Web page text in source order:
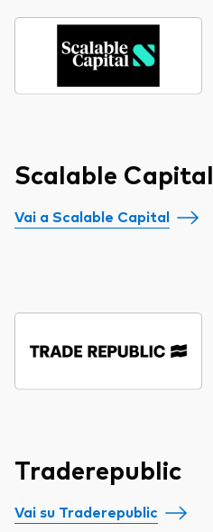
Scalable Capital
Vai a Scalable Capital
Traderepublic
Vai su Traderepublic